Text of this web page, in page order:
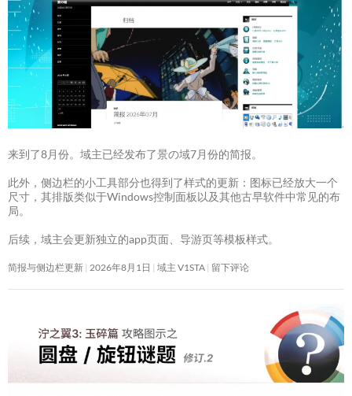
来到了8月份。域主已经发布了景の域7月份的简报。
此外，侧边栏的小工具部分也得到了样式的更新：图标已经放大一个
尺寸，其排版类似于Windows控制面板以及其他古早软件中常见的布
局。
后续，域主会更新独立的app页面、导游页等模板样式。
简报与侧边栏更新 2026年8月1日 域主 V1STA 留下评论